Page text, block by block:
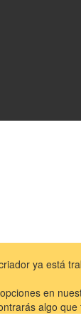
ya está
en
algo